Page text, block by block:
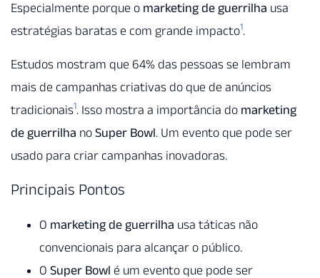
Especialmente porque o marketing de guerrilha usa
estratégias baratas e com grande impacto1.
Estudos mostram que 64% das pessoas se lembram
mais de campanhas criativas do que de anúncios
tradicionais1. Isso mostra a importância do marketing
de guerrilha no Super Bowl. Um evento que pode ser
usado para criar campanhas inovadoras.
Principais Pontos
O marketing de guerrilha usa táticas não
convencionais para alcançar o público.
O Super Bowl é um evento que pode ser